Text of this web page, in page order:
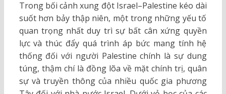
Trong bối cảnh xung đột Israel–Palestine kéo dài
suốt hơn bảy thập niên, một trong những yếu tố
quan trọng nhất duy trì sự bất cân xứng quyền
lực và thúc đẩy quá trình áp bức mang tính hệ
thống đối với người Palestine chính là sự dung
túng, thậm chí là đồng lõa về mặt chính trị, quân
sự và truyền thông của nhiều quốc gia phương